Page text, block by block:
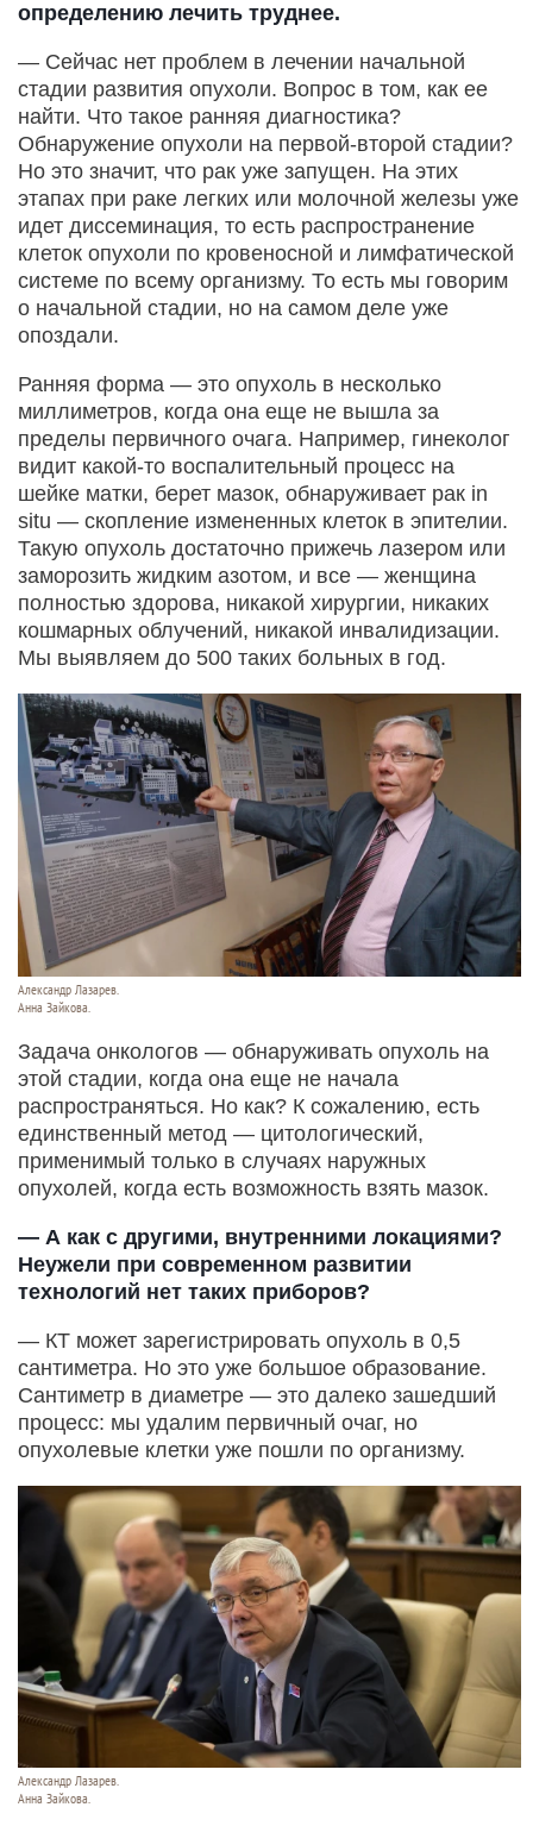
определению лечить труднее.
— Сейчас нет проблем в лечении начальной
стадии развития опухоли. Вопрос в том, как ее
найти. Что такое ранняя диагностика?
Обнаружение опухоли на первой-второй стадии?
Но это значит, что рак уже запущен. На этих
этапах при раке легких или молочной железы уже
идет диссеминация, то есть распространение
клеток опухоли по кровеносной и лимфатической
системе по всему организму. То есть мы говорим
о начальной стадии, но на самом деле уже
опоздали.
Ранняя форма — это опухоль в несколько
миллиметров, когда она еще не вышла за
пределы первичного очага. Например, гинеколог
видит какой-то воспалительный процесс на
шейке матки, берет мазок, обнаруживает рак in
situ — скопление измененных клеток в эпителии.
Такую опухоль достаточно прижечь лазером или
заморозить жидким азотом, и все — женщина
полностью здорова, никакой хирургии, никаких
кошмарных облучений, никакой инвалидизации.
Мы выявляем до 500 таких больных в год.
Александр Лазарев.
Анна Зайкова.
Задача онкологов — обнаруживать опухоль на
этой стадии, когда она еще не начала
распространяться. Но как? К сожалению, есть
единственный метод — цитологический,
применимый только в случаях наружных
опухолей, когда есть возможность взять мазок.
— А как с другими, внутренними локациями?
Неужели при современном развитии
технологий нет таких приборов?
— КТ может зарегистрировать опухоль в 0,5
сантиметра. Но это уже большое образование.
Сантиметр в диаметре — это далеко зашедший
процесс: мы удалим первичный очаг, но
опухолевые клетки уже пошли по организму.
Александр Лазарев.
Анна Зайкова.